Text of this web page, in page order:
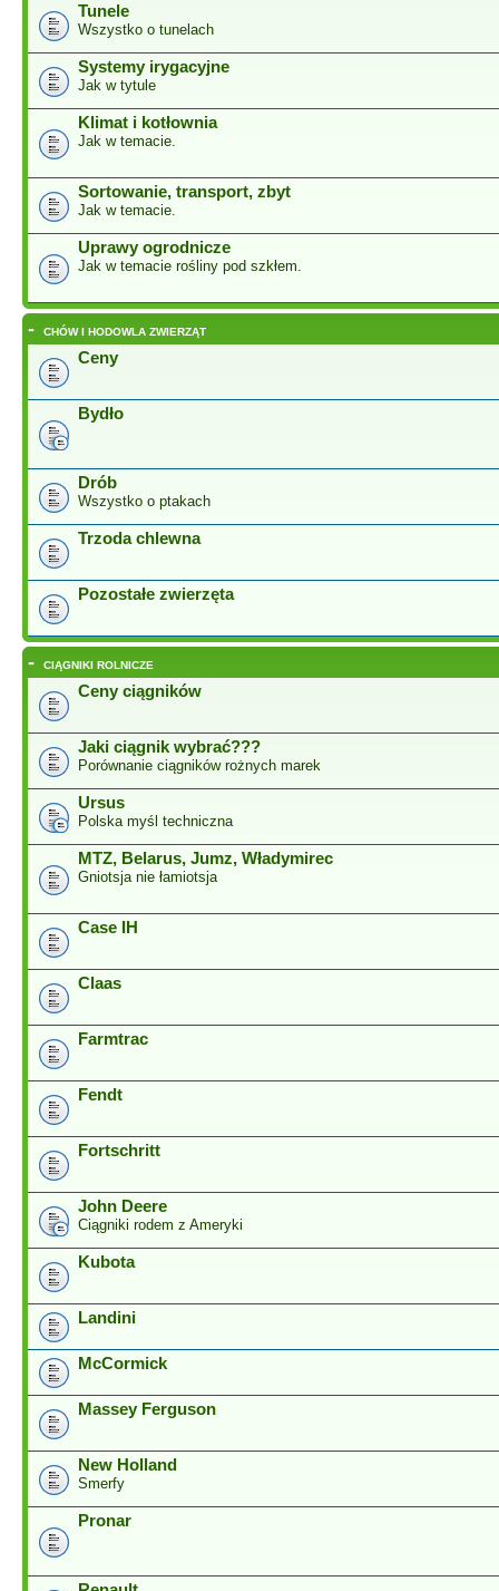
Tunele
Wszystko o tunelach
Systemy irygacyjne
Jak w tytule
Klimat i kotłownia
Jak w temacie.
Sortowanie, transport, zbyt
Jak w temacie.
Uprawy ogrodnicze
Jak w temacie rośliny pod szkłem.
- CHÓW I HODOWLA ZWIERZĄT
Ceny
Bydło
Drób
Wszystko o ptakach
Trzoda chlewna
Pozostałe zwierzęta
- CIĄGNIKI ROLNICZE
Ceny ciągników
Jaki ciągnik wybrać???
Porównanie ciągników rożnych marek
Ursus
Polska myśl techniczna
MTZ, Belarus, Jumz, Władymirec
Gniotsja nie łamiotsja
Case IH
Claas
Farmtrac
Fendt
Fortschritt
John Deere
Ciągniki rodem z Ameryki
Kubota
Landini
McCormick
Massey Ferguson
New Holland
Smerfy
Pronar